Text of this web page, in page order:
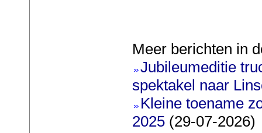
Meer berichten in
Jubileumeditie
spektakel naar
Kleine toename
2025(29-07-2026)